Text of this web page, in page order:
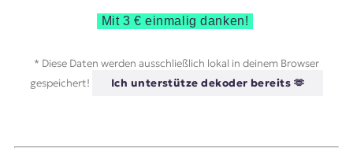
Mit 3 € einmalig danken!
* Diese Daten werden ausschließlich lokal in deinem Browser
gespeichert!
Ich unterstütze dekoder bereits 🫶